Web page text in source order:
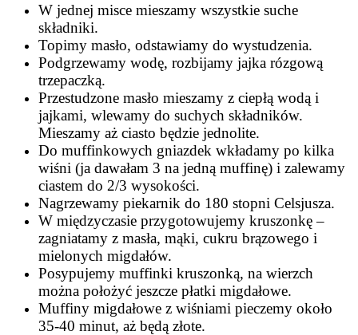
W jednej misce mieszamy wszystkie suche
składniki.
Topimy masło, odstawiamy do wystudzenia.
Podgrzewamy wodę, rozbijamy jajka rózgową
trzepaczką.
Przestudzone masło mieszamy z ciepłą wodą i
jajkami, wlewamy do suchych składników.
Mieszamy aż ciasto będzie jednolite.
Do muffinkowych gniazdek wkładamy po kilka
wiśni (ja dawałam 3 na jedną muffinę) i zalewamy
ciastem do 2/3 wysokości.
Nagrzewamy piekarnik do 180 stopni Celsjusza.
W międzyczasie przygotowujemy kruszonkę –
zagniatamy z masła, mąki, cukru brązowego i
mielonych migdałów.
Posypujemy muffinki kruszonką, na wierzch
można położyć jeszcze płatki migdałowe.
Muffiny migdałowe z wiśniami pieczemy około
35-40 minut, aż będą złote.